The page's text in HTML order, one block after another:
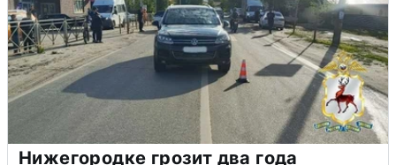
Нижегородке грозит два года